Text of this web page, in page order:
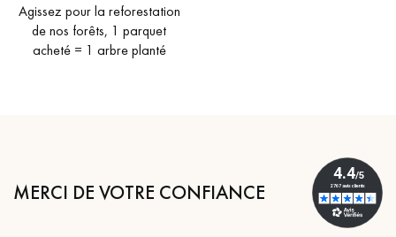
Un expert Décoplus Parquets vous appelle
Agissez pour la reforestation
de nos forêts, 1 parquet
acheté = 1 arbre planté
MERCI DE VOTRE CONFIANCE